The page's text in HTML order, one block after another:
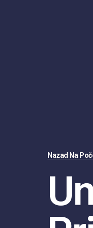
Nazad Na